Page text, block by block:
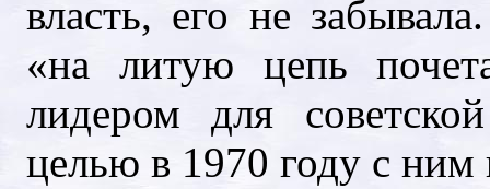
власть, его не
«на литую цепь
лидером для
целью в 1970 году с ним